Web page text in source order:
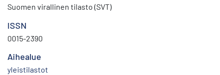
Suomen virallinen tilasto (SVT)
ISSN
0015-2390
Aihealue
yleistilastot